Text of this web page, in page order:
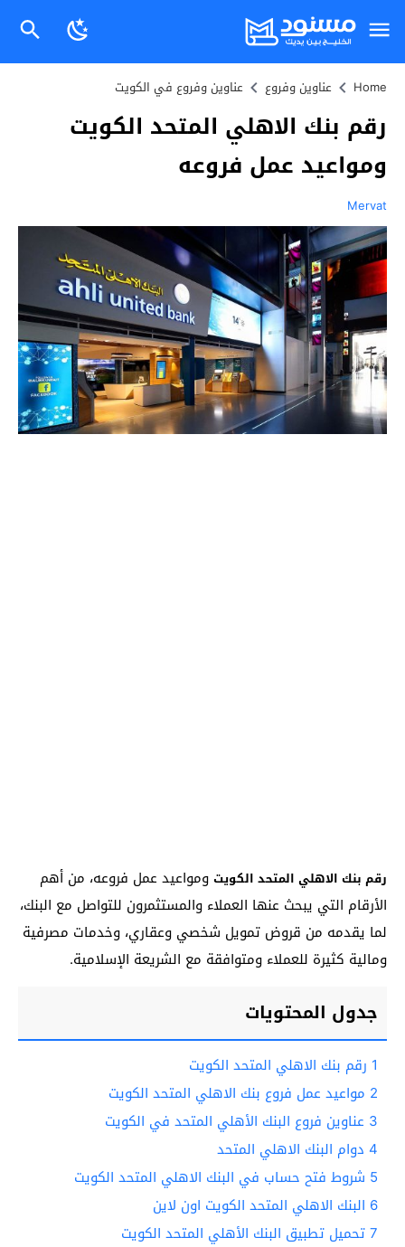
Home عناوين وفروع عناوين وفروع في الكويت
رقم بنك الاهلي المتحد الكويت
ومواعيد عمل فروعه
Mervat
رقم بنك الاهلي المتحد الكويت ومواعيد عمل فروعه، من أهم
الأرقام التي يبحث عنها العملاء والمستثمرون للتواصل مع البنك،
لما يقدمه من قروض تمويل شخصي وعقاري، وخدمات مصرفية
ومالية كثيرة للعملاء ومتوافقة مع الشريعة الإسلامية.
جدول المحتويات
1 رقم بنك الاهلي المتحد الكويت
2 مواعيد عمل فروع بنك الاهلي المتحد الكويت
3 عناوين فروع البنك الأهلي المتحد في الكويت
4 دوام البنك الاهلي المتحد
5 شروط فتح حساب في البنك الاهلي المتحد الكويت
6 البنك الاهلي المتحد الكويت اون لاين
7تحميل تطبيق البنك الأهلي المتحد الكويت